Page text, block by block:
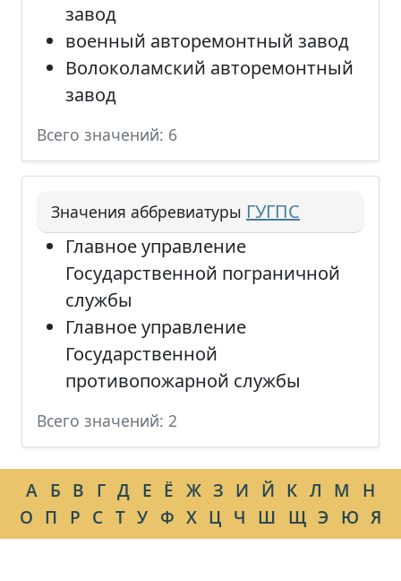
завод
военный авторемонтный завод
Волоколамский авторемонтный
завод
Всего значений: 6
Значения аббревиатуры ГУГПС
Главное управление
Государственной пограничной
службы
Главное управление
Государственной
противопожарной службы
Всего значений: 2
А Б В Г Д Е Ё Ж З И Й К Л М
Н
О П Р С Т У Ф Х Ц Ч Ш Щ Э Ю Я